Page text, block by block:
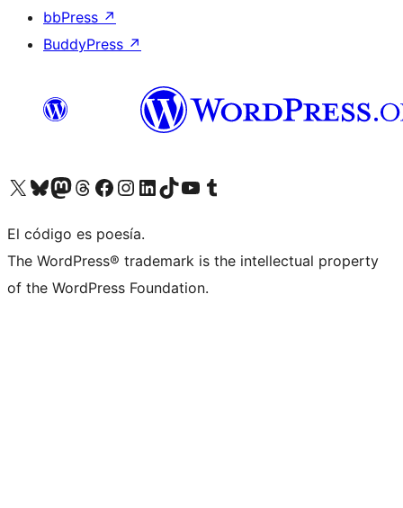
bbPress ↗
BuddyPress ↗
Visit our X (formerly Twitter) account
Visit our Bluesky account
Visit our Mastodon account
Visit our Threads account
Visita nuestra página de Facebook
Visita nuestra cuenta de Instagram
Visita nuestra cuenta de LinkedIn
Visit our TikTok account
Visita nuestro canal de YouTube
Visit our Tumblr account
El código es poesía.
The WordPress® trademark is the intellectual property
of the WordPress Foundation.